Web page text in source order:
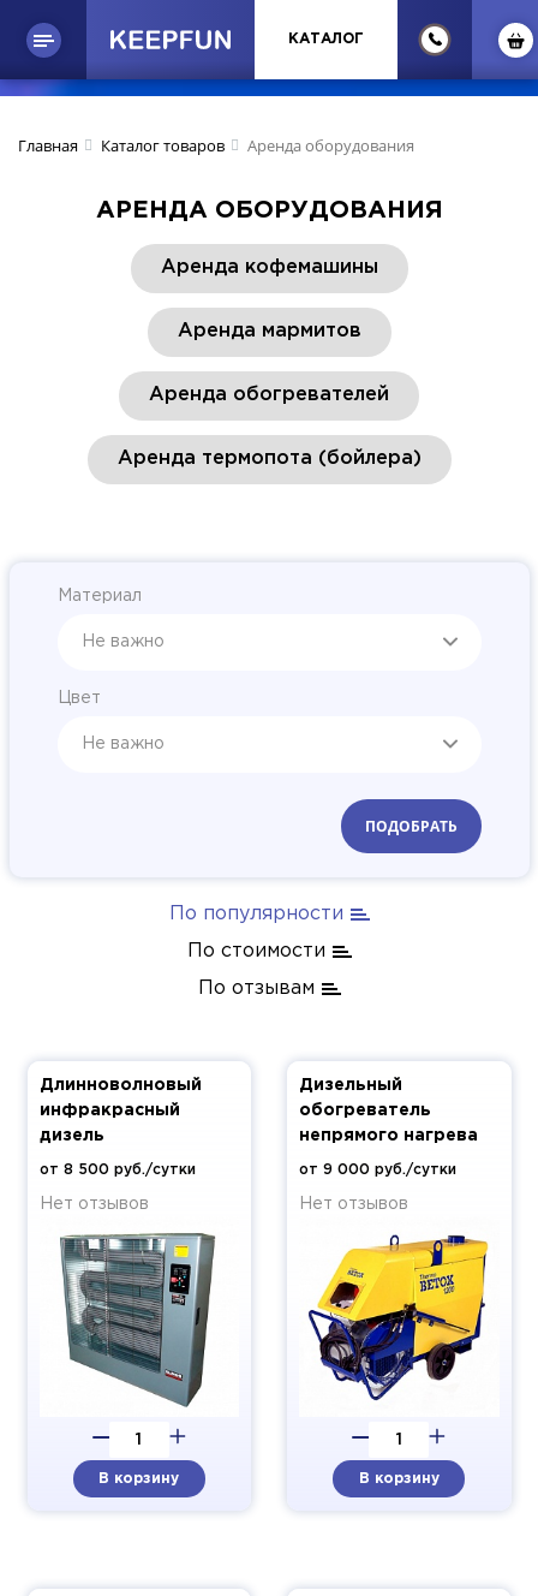
КАТАЛОГ
Главная Каталог товаров Аренда оборудования
АРЕНДА ОБОРУДОВАНИЯ
Аренда кофемашины
Аренда мармитов
Аренда обогревателей
Аренда термопота (бойлера)
Материал
Не важно
Цвет
Не важно
По популярности
По стоимости
По отзывам
Длинноволновый
инфракрасный
дизель
от 8 500 руб./сутки
Нет отзывов
В корзину
Дизельный
обогреватель
непрямого нагрева
от 9 000 руб./сутки
Нет отзывов
В корзину